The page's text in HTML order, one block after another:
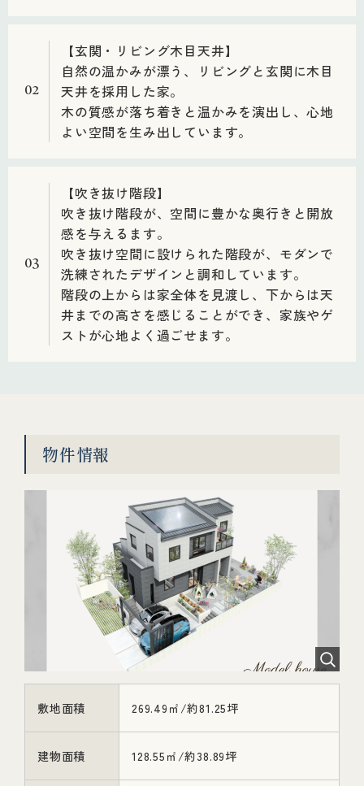
02
【玄関・リビング木目天井】
自然の温かみが漂う、リビングと玄関に木目
天井を採用した家。
木の質感が落ち着きと温かみを演出し、心地
よい空間を生み出しています。
03
【吹き抜け階段】
吹き抜け階段が、空間に豊かな奥行きと開放
感を与えるます。
吹き抜け空間に設けられた階段が、モダンで
洗練されたデザインと調和しています。
階段の上からは家全体を見渡し、下からは天
井までの高さを感じることができ、家族やゲ
ストが心地よく過ごせます。
物件情報
敷地面積 269.49㎡/約81.25坪
建物面積 128.55㎡/約38.89坪